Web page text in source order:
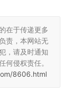
在于传递更多
责，本网站无
，请及时通知
何侵权责任。
8606.html